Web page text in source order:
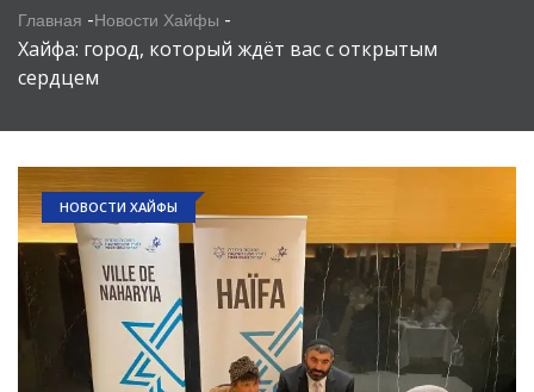
Главная -Новости Хайфы -
Хайфа: город, который ждёт вас с открытым
сердцем
НОВОСТИ ХАЙФЫ